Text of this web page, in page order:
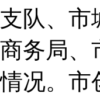
支队、市
商务局、
情况。市